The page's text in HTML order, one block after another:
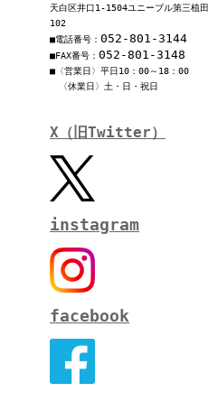
天白区井口1-1504ユニーブル第三植田
102
■電話番号： 052-801-3144
■FAX番号： 052-801-3148
■〈営業日〉平日10：00～18：00
〈休業日〉土・日・祝日
X（旧Twitter）
instagram
facebook